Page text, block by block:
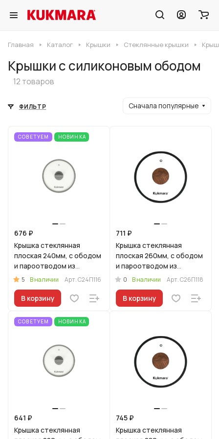
Главная Каталог Крышки Стеклянные крышки
Крышки с силиконовым ободом
12 товаров
ФИЛЬТР Сначала популярные
СОВЕТУЕМ НОВИНКА
676 ₽
Крышка стеклянная
плоская 240мм, с ободом
и пароотводом из
силикона и бакелитовой
ручкой софт-тач цв
5 В наличии Арт.С24П116
В корзину
711 ₽
Крышка стеклянная
плоская 260мм, с ободом
и пароотводом из
силикона и бакелитовой
ручкой софт-тач цв
0 В наличии Арт.С26П118
В корзину
СОВЕТУЕМ НОВИНКА
641 ₽
Крышка стеклянная
745 ₽
Крышка стеклянная